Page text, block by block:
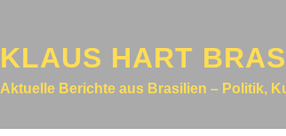
KLAUS HART
Aktuelle Berichte aus Brasilien – Politik,